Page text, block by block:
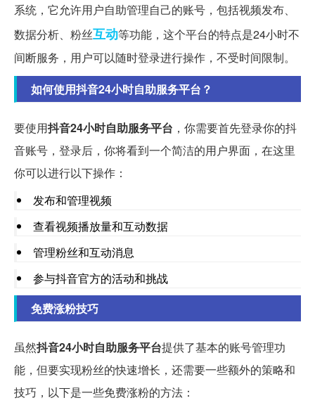
系统，它允许用户自助管理自己的账号，包括视频发布、
数据分析、粉丝互动等功能，这个平台的特点是24小时不
间断服务，用户可以随时登录进行操作，不受时间限制。
如何使用抖音24小时自助服务平台？
要使用抖音24小时自助服务平台 ，你需要首先登录你的抖
音账号，登录后，你将看到一个简洁的用户界面，在这里
你可以进行以下操作：
发布和管理视频
查看视频播放量和互动数据
管理粉丝和互动消息
参与抖音官方的活动和挑战
免费涨粉技巧
虽然抖音24小时自助服务平台提供了基本的账号管理功
能，但要实现粉丝的快速增长，还需要一些额外的策略和
技巧，以下是一些免费涨粉的方法：